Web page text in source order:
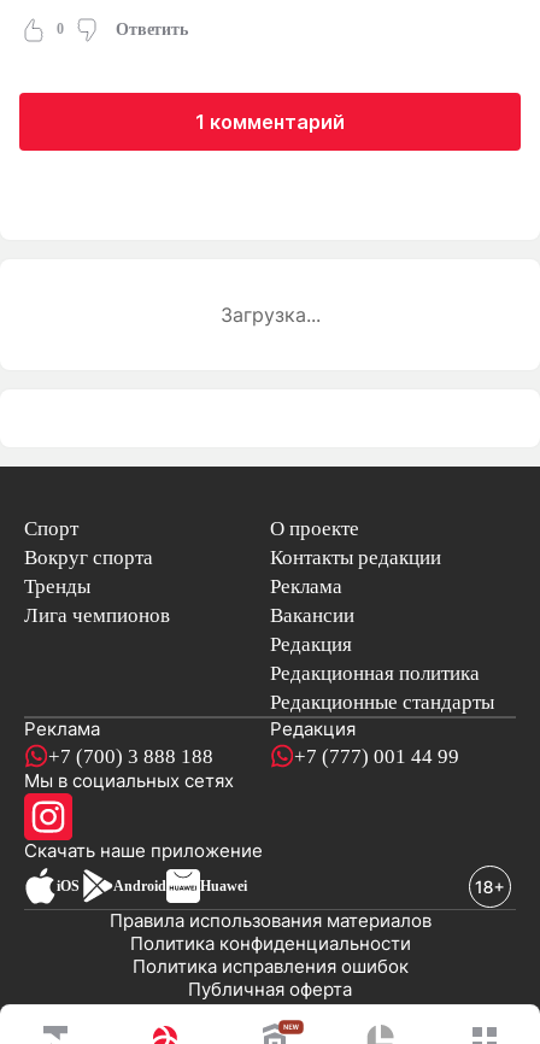
0 Ответить
1 комментарий
Загрузка...
Спорт
Вокруг спорта
Тренды
Лига чемпионов
О проекте
Контакты редакции
Реклама
Вакансии
Редакция
Редакционная политика
Редакционные стандарты
Реклама
+7 (700) 3 888 188
Редакция
+7 (777) 001 44 99
Мы в социальных сетях
Скачать наше приложениеновостей
iOS Android Huawei
Публичная оферта
Политика исправления ошибок
Политика конфиденциальности
Правила использования материалов